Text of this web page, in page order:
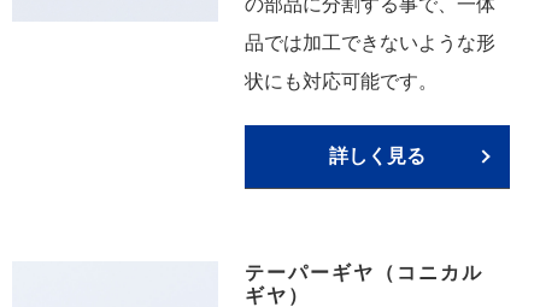
の部品に分割する事で、一体
品では加工できないような形
状にも対応可能です。
詳しく見る
テーパーギヤ（コニカル
ギヤ）